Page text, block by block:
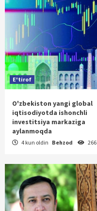
E'tirof
O'zbekiston yangi global
iqtisodiyotda ishonchli
investitsiya markaziga
aylanmoqda
4 kun oldin Behzod 266